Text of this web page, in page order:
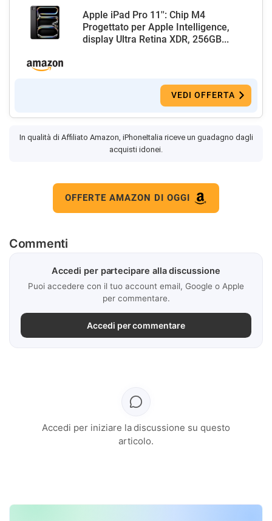
Apple iPad Pro 11'': Chip M4
Progettato per Apple Intelligence,
display Ultra Retina XDR, 256GB...
VEDI OFFERTA
In qualità di Affiliato Amazon, iPhoneItalia riceve un guadagno dagli
acquisti idonei.
OFFERTE AMAZON DI OGGI
Commenti
Accedi per partecipare alla discussione
Puoi accedere con il tuo account email, Google o Apple
per commentare.
Accedi per commentare
Accedi per iniziare la discussione su questo
articolo.